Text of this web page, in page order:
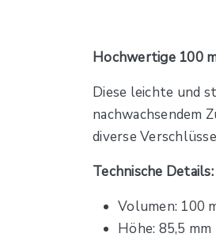
Hochwertige 100
Diese leichte und
nachwachsendem
diverse
Technische Details:
Volumen: 100
Höhe: 85,5 mm